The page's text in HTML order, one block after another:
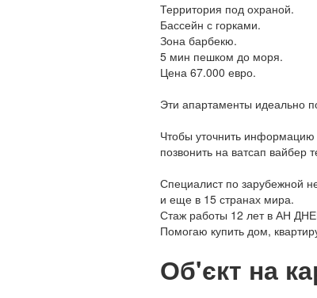
Территория под охраной.
Бассейн с горками.
Зона барбекю.
5 мин пешком до моря.
Цена 67.000 евро.
Эти апартаменты идеально
Чтобы уточнить информацию
позвонить на ватсап вайбер
Специалист по зарубежной
и еще в 15 странах мира.
Стаж работы 12 лет в АН
Помогаю купить дом,
Об'єкт на